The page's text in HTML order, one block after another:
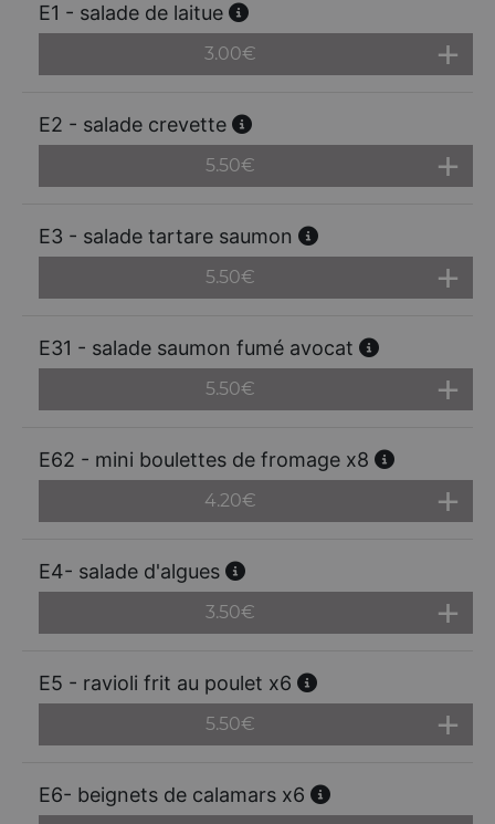
E1 - salade de laitue
3.00€
E2 - salade crevette
5.50€
E3 - salade tartare saumon
5.50€
E31 - salade saumon fumé avocat
5.50€
E62 - mini boulettes de fromage x8
4.20€
E4- salade d'algues
3.50€
E5 - ravioli frit au poulet x6
5.50€
E6- beignets de calamars x6